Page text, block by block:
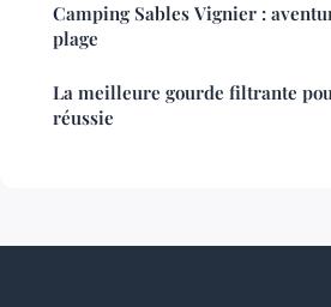
Camping Sables Vignier :
plage
La meilleure gourde filtrante
réussie